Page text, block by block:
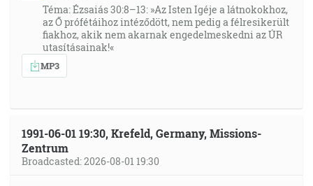
Téma: Ézsaiás 30:8–13: »Az Isten Igéje a látnokokhoz,
az Ő prófétáihoz intéződött, nem pedig a félresikerült
fiakhoz, akik nem akarnak engedelmeskedni az ÚR
utasításainak!«
MP3
1991-06-01 19:30, Krefeld, Germany, Missions-
Zentrum
Broadcasted: 2026-08-01 19:30